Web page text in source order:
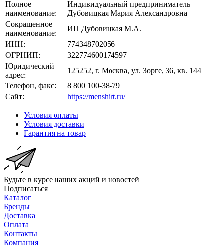
Полное
наименование:
Индивидуальный предприниматель
Дубовицкая Мария Александровна
Сокращенное
наименование:
ИП Дубовицкая М.А.
ИНН:
774348702056
ОГРНИП:
322774600174597
Юридический
адрес:
125252, г. Москва, ул. Зорге, 36, кв. 144
Телефон, факс:
8 800 100-38-79
Сайт:
https://menshirt.ru/
Условия оплаты
Условия доставки
Гарантия на товар
Будьте в курсе наших акций и новостей
Подписаться
Каталог
Бренды
Доставка
Оплата
Контакты
Компания